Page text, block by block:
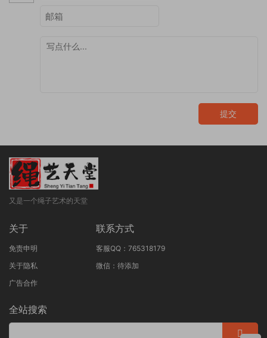
提交
又是一个绳子艺术的天堂
关于
免责申明
关于隐私
广告合作
联系方式
客服QQ：765318179
微信：待添加
全站搜索